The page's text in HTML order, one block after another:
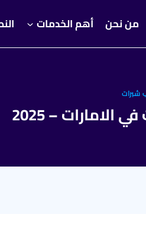
من نحن أهم الخدمات
شبرات
– 2025